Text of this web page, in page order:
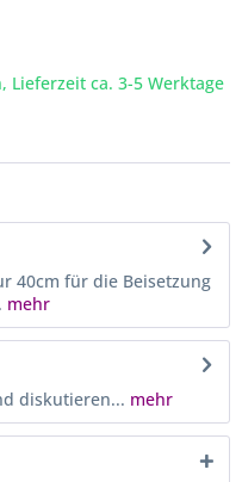
Lieferzeit ca. 3-5 Werktage
40cm für die Beisetzung
mehr
diskutieren... mehr